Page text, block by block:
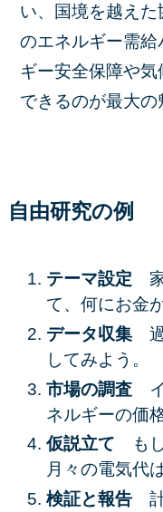
い、国境を越え
のエネルギー需
ギー安全保障や
できるのが最大の
自由研究の例
テーマ設定
て、何にお金
データ収集
してみよう。
市場の調査
ネルギーの価
仮説立て
も
月々の電気代
検証と報告